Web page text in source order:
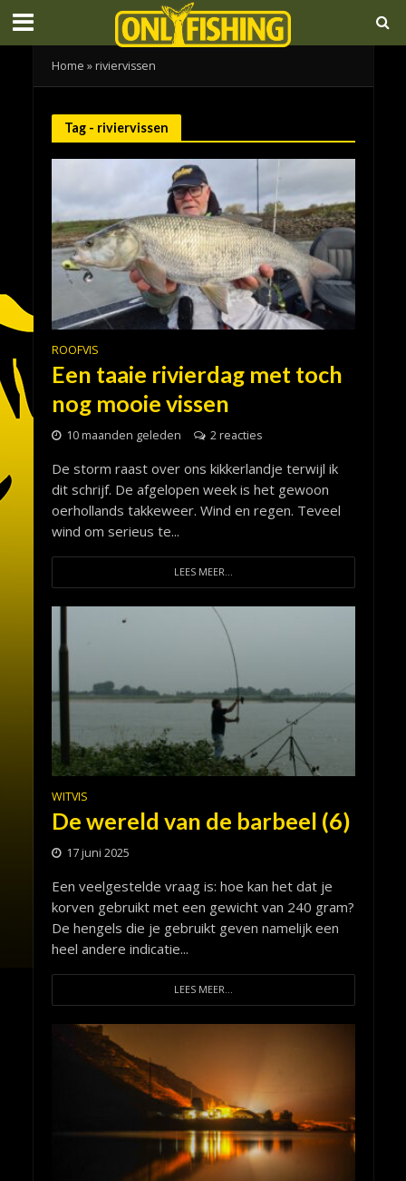
Home » riviervissen
Tag - riviervissen
ROOFVIS
Een taaie rivierdag met toch
nog mooie vissen
10 maanden geleden 2 reacties
De storm raast over ons kikkerlandje terwijl ik
dit schrijf. De afgelopen week is het gewoon
oerhollands takkeweer. Wind en regen. Teveel
wind om serieus te...
LEES MEER...
WITVIS
De wereld van de barbeel (6)
17 juni 2025
Een veelgestelde vraag is: hoe kan het dat je
korven gebruikt met een gewicht van 240 gram?
De hengels die je gebruikt geven namelijk een
heel andere indicatie...
LEES MEER...